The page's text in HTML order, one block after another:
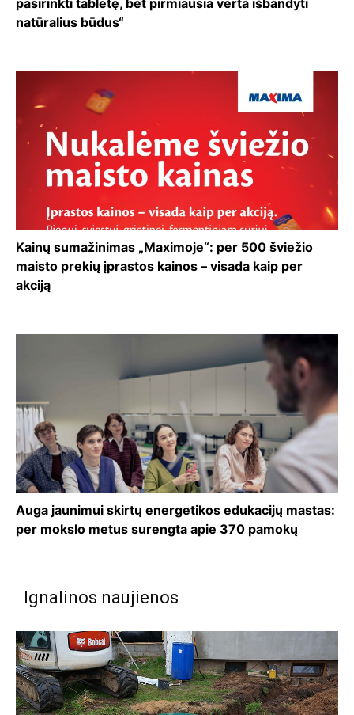
pasirinkti tabletę, bet pirmiausia verta išbandyti
natūralius būdus“
Kainų sumažinimas „Maximoje“: per 500 šviežio
maisto prekių įprastos kainos – visada kaip per
akciją
Auga jaunimui skirtų energetikos edukacijų mastas:
per mokslo metus surengta apie 370 pamokų
Ignalinos naujienos